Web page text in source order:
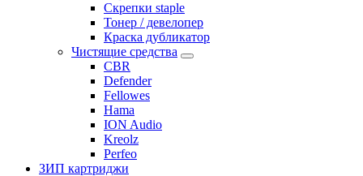
Скрепки staple
Тонер / девелопер
Краска дубликатор
Чистящие средства
CBR
Defender
Fellowes
Hama
ION Audio
Kreolz
Perfeo
ЗИП картриджи